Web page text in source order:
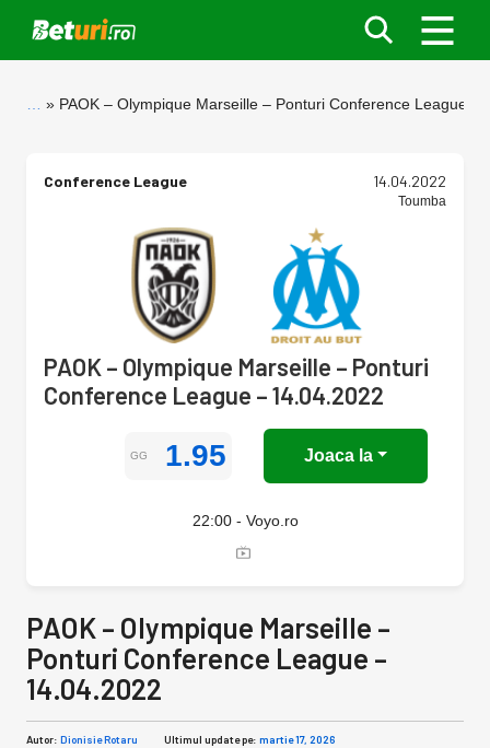
PAOK – Olympique Marseille – Ponturi Conference League –
Conference League 14.04.2022
Toumba
PAOK – Olympique Marseille – Ponturi
Conference League – 14.04.2022
GG 1.95 Joaca la
22:00 - Voyo.ro
PAOK – Olympique Marseille –
Ponturi Conference League –
14.04.2022
Autor: Dionisie Rotaru Ultimul update pe: martie 17, 2026